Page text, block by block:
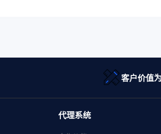
客户价值
代理系统